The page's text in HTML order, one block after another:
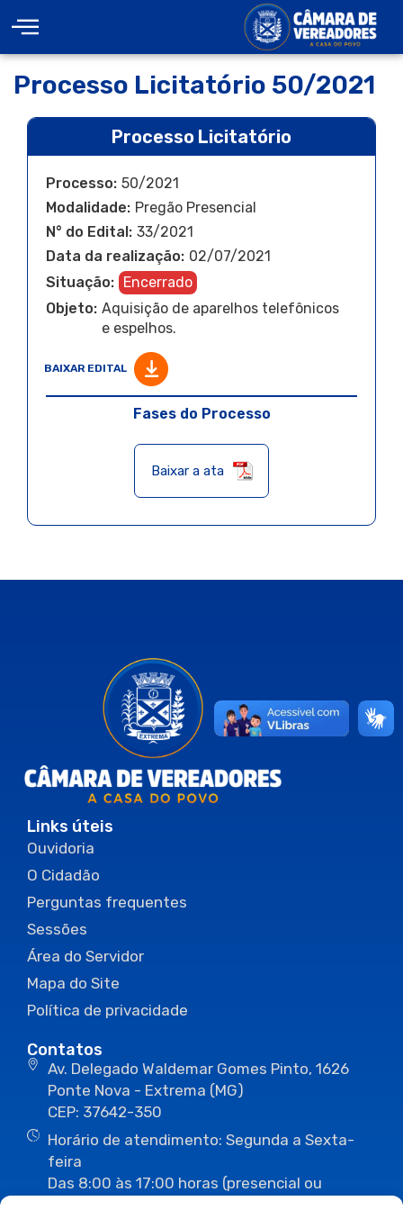
Processo Licitatório 50/2021
Processo Licitatório
Processo: 50/2021
Modalidade: Pregão Presencial
N° do Edital: 33/2021
Data da realização: 02/07/2021
Situação: Encerrado
Objeto: Aquisição de aparelhos telefônicos
e espelhos.
BAIXAR EDITAL
Fases do Processo
Baixar a ata
Links úteis
Ouvidoria
O Cidadão
Perguntas frequentes
Sessões
Área do Servidor
Mapa do Site
Política de privacidade
Contatos
Av. Delegado Waldemar Gomes Pinto, 1626
Ponte Nova - Extrema (MG)
CEP: 37642-350
Horário de atendimento: Segunda a Sexta-
feira
Das 8:00 às 17:00 horas (presencial ou